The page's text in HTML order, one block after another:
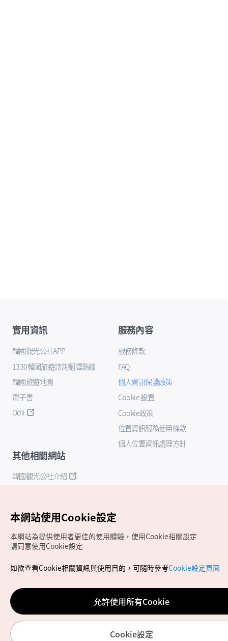
實用資訊
韓國觀光公社APP
1330韓國旅遊諮詢翻譯熱線
韓國旅遊地圖
電子書
Odii
服務內容
服務條款
FAQ
個人資訊保護政策
Cookie 設置
Cookie政策
位置資訊服務使用條款
個人位置資訊處理方針
其他相關網站
韓國觀光公社介紹
Copyrights (c) 韓國觀光公社版權所有
如有相關疑問或建議，歡迎來信至官方信箱
chinese_big5@knto.or.kr
本網站使用Cookie設定
本網站為提供使用者更佳的使用體驗，使用Cookie相關設定
請同意使用Cookie設定
如欲查看Cookie相關資訊與使用目的，可隨時參考Cookie設定頁面
允許使用所有Cookie
Cookie設定